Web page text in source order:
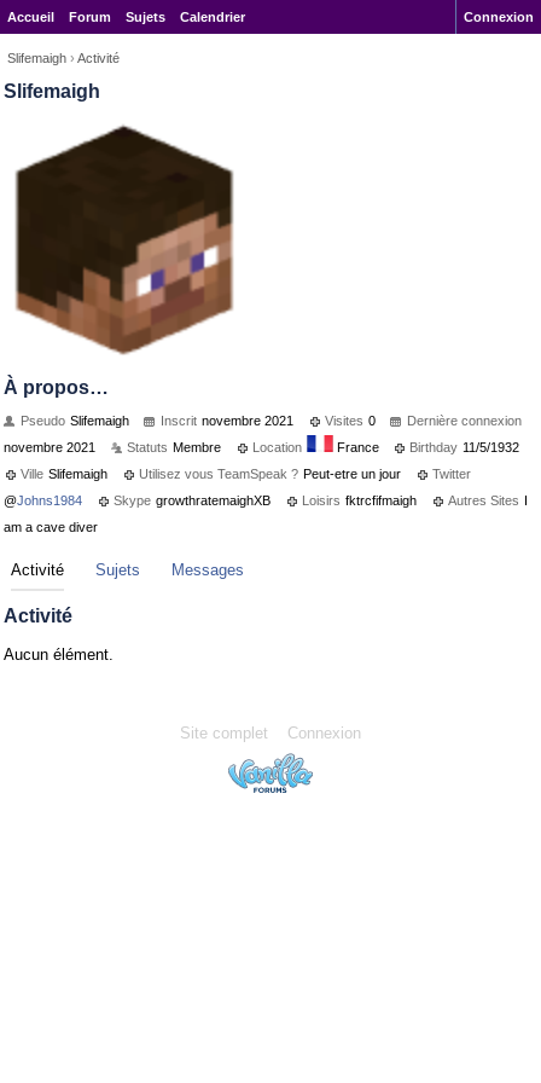
Accueil Forum Sujets Calendrier Connexion
Slifemaigh › Activité
Slifemaigh
À propos…
Pseudo Slifemaigh Inscrit novembre 2021 Visites 0
Dernière connexion
novembre 2021
Statuts Membre Location France Birthday 11/5/1932
Ville Slifemaigh Utilisez vous TeamSpeak ? Peut-etre un jour
Twitter
@Johns1984 Skype growthratemaighXB Loisirs fktrcfifmaigh Autres Sites I
am a cave diver
Activité Sujets Messages
Activité
Aucun élément.
Site complet Connexion